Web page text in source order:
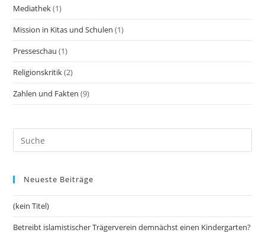
Mediathek(1)
Mission in Kitas und Schulen (1)
Presseschau (1)
Religionskritik(2)
Zahlen und Fakten (9)
Neueste Beiträge
(kein Titel)
Betreibt islamistischer Trägerverein demnächst einen Kindergarten?